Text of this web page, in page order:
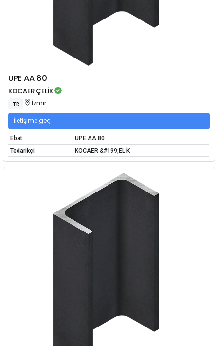
UPE AA 80
KOCAER ÇELİK
TR İzmir
İletişime geç
Ebat
UPE AA 80
Tedarikçi
KOCAER &#199;ELİK